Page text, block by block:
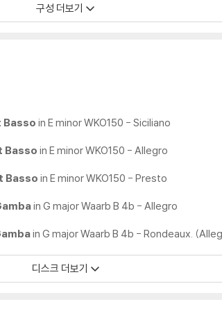
구성 더보기
Basso in E minor WKO150 - Siciliano
Basso in E minor WKO150 - Allegro
Basso in E minor WKO150 - Presto
in G major Waarb B 4b - Allegro
in G major Waarb B 4b - Rondeaux.
디스크 더보기